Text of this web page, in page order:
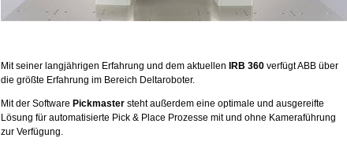
Mit seiner langjährigen Erfahrung und dem aktuellen IRB 360 verfügt ABB über
die größte Erfahrung im Bereich Deltaroboter.
Mit der Software Pickmaster steht außerdem eine optimale und ausgereifte
Lösung für automatisierte Pick & Place Prozesse mit und ohne Kameraführung
zur Verfügung.